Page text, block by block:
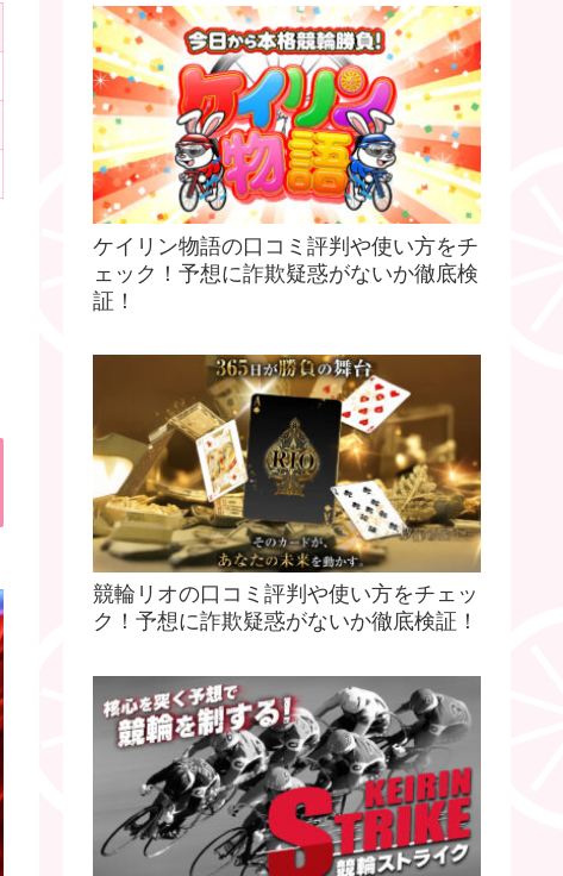
ケイリン物語の口コミ評判や使い方をチ
ェック！予想に詐欺疑惑がないか徹底検
証！
競輪リオの口コミ評判や使い方をチェッ
ク！予想に詐欺疑惑がないか徹底検証！